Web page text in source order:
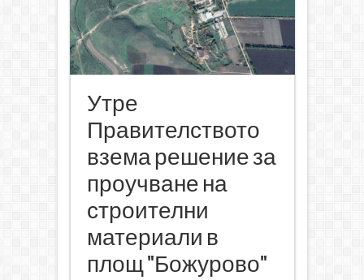
Утре
Правителството
взема решение за
проучване на
строителни
материали в
площ "Божурово"